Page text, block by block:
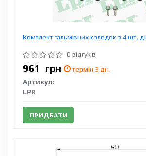
Комплект гальмівних колодок з 4 шт.
0 відгуків
961 грн
термін 3 дн.
Артикул:
LPR
ПРИДБАТИ